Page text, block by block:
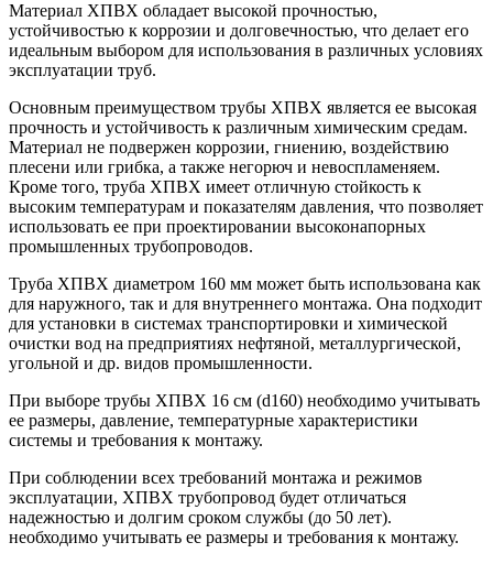
Материал ХПВХ обладает высокой прочностью,
устойчивостью к коррозии и долговечностью, что делает его
идеальным выбором для использования в различных условиях
эксплуатации труб.
Основным преимуществом трубы ХПВХ является ее высокая
прочность и устойчивость к различным химическим средам.
Материал не подвержен коррозии, гниению, воздействию
плесени или грибка, а также негорюч и невоспламеняем.
Кроме того, труба ХПВХ имеет отличную стойкость к
высоким температурам и показателям давления, что позволяет
использовать ее при проектировании высоконапорных
промышленных трубопроводов.
Труба ХПВХ диаметром 160 мм может быть использована как
для наружного, так и для внутреннего монтажа. Она подходит
для установки в системах транспортировки и химической
очистки вод на предприятиях нефтяной, металлургической,
угольной и др. видов промышленности.
При выборе трубы ХПВХ 16 см (d160) необходимо учитывать
ее размеры, давление, температурные характеристики
системы и требования к монтажу.
При соблюдении всех требований монтажа и режимов
эксплуатации, ХПВХ трубопровод будет отличаться
надежностью и долгим сроком службы (до 50 лет).
необходимо учитывать ее размеры и требования к монтажу.